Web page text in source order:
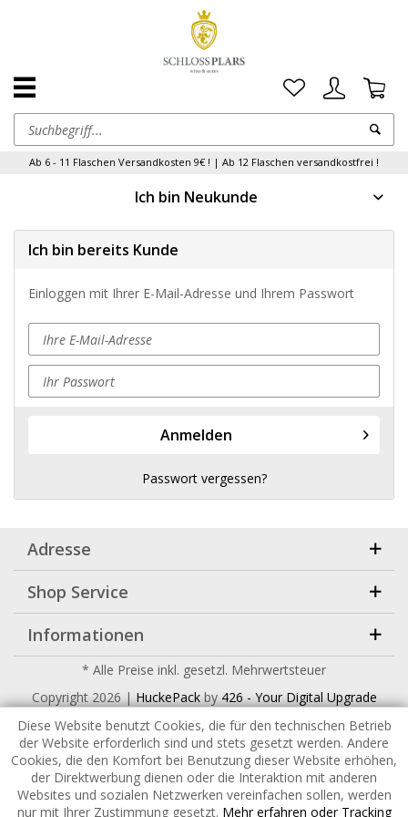
Ab 6 - 11 Flaschen Versandkosten 9€ ! | Ab 12 Flaschen versandkostfrei !
Ich bin Neukunde
Ich bin bereits Kunde
Einloggen mit Ihrer E-Mail-Adresse und Ihrem Passwort
Anmelden
Passwort vergessen?
Adresse
Shop Service
Informationen
* Alle Preise inkl. gesetzl. Mehrwertsteuer
Copyright2026 |HuckePackby426 - Your Digital Upgrade
Diese Website benutzt Cookies, die für den technischen Betrieb
der Website erforderlich sind und stets gesetzt werden. Andere
Cookies, die den Komfort bei Benutzung dieser Website erhöhen,
der Direktwerbung dienen oder die Interaktion mit anderen
Websites und sozialen Netzwerken vereinfachen sollen, werden
nur mit Ihrer Zustimmung gesetzt. Mehr erfahren oder Tracking